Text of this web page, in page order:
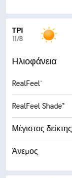
ΤΡΊ
11/8
Ηλιοφάνεια
RealFeel®
RealFeel Shade™
Μέγιστος
Άνεμος